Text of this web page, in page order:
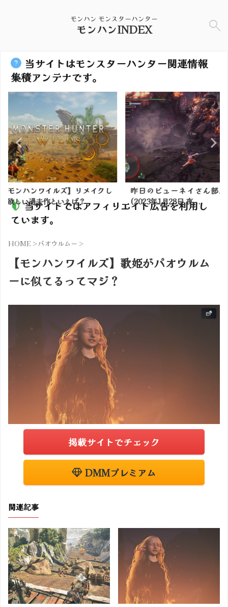
モンハン モンスターハンター
モンハンINDEX
当サイトはモンスターハンター関連情報
集積アンテナです。
メイクし
？
昨日のビューネイさん部屋情報
(2023年1月28日 夜...
【モンハ
した武器種
当サイトではアフィリエイト広告を利用し
ています。
HOME >パオウルムー >
【モンハンワイルズ】歌姫がパオウルム
ーに似てるってマジ？
掲載サイトでチェック
DMMプレミアム
関連記事